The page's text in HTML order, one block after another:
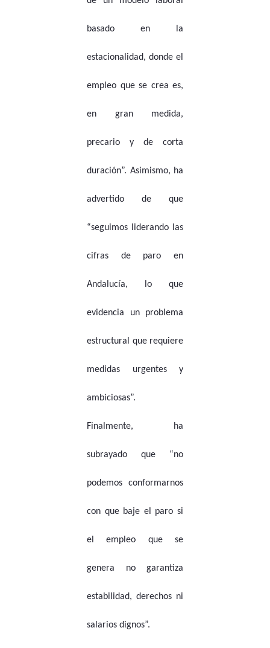
basado en la
estacionalidad, donde el
empleo que se crea es,
en gran medida,
precario y de corta
duración”. Asimismo, ha
advertido de que
“seguimos liderando las
cifras de paro en
Andalucía, lo que
evidencia un problema
estructural que requiere
medidas urgentes y
ambiciosas”.
Finalmente, ha
subrayado que “no
podemos conformarnos
con que baje el paro si
el empleo que se
genera no garantiza
estabilidad, derechos ni
salarios dignos”.